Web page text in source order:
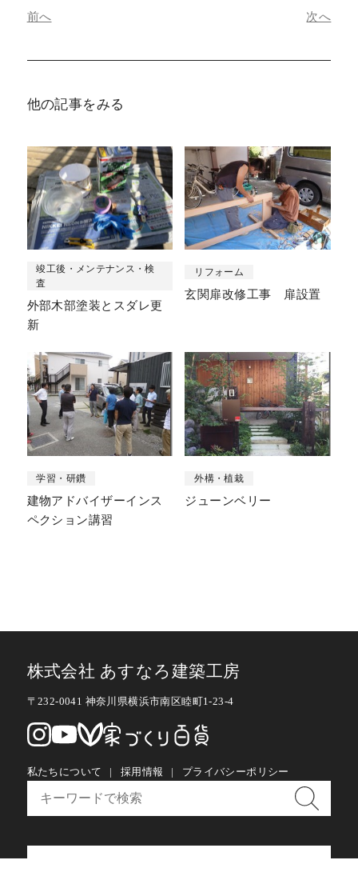
前へ 次へ
他の記事をみる
竣工後・メンテナンス・検
査
外部木部塗装とスダレ更
新
リフォーム
玄関扉改修工事 扉設置
学習・研鑽
建物アドバイザーインス
ペクション講習
外構・植栽
ジューンベリー
株式会社 あすなろ建築工房
〒232-0041 神奈川県横浜市南区睦町1-23-4
私たちについて 採用情報 プライバシーポリシー